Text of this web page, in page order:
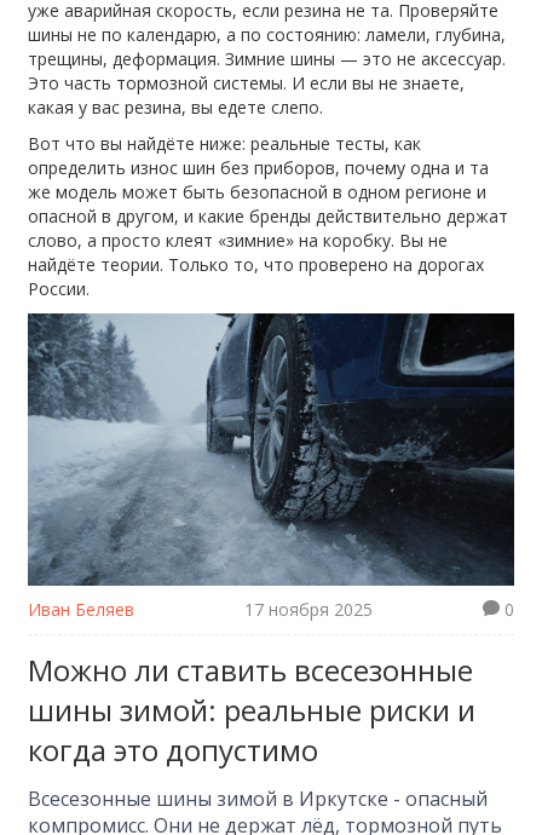
уже аварийная скорость, если резина не та. Проверяйте
шины не по календарю, а по состоянию: ламели, глубина,
трещины, деформация. Зимние шины — это не аксессуар.
Это часть тормозной системы. И если вы не знаете,
какая у вас резина, вы едете слепо.
Вот что вы найдёте ниже: реальные тесты, как
определить износ шин без приборов, почему одна и та
же модель может быть безопасной в одном регионе и
опасной в другом, и какие бренды действительно держат
слово, а просто клеят «зимние» на коробку. Вы не
найдёте теории. Только то, что проверено на дорогах
России.
Иван Беляев 17 ноября 2025 0
Можно ли ставить всесезонные
шины зимой: реальные риски и
когда это допустимо
Всесезонные шины зимой в Иркутске - опасный
компромисс. Они не держат лёд, тормозной путь